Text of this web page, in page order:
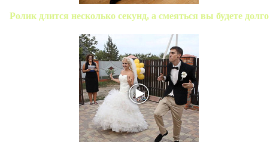
Ролик длится несколько секунд, а смеяться вы будете долго